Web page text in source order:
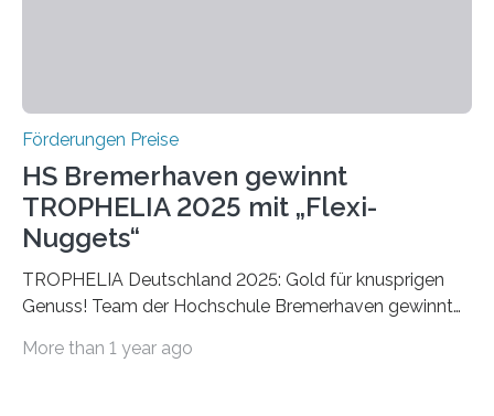
Förderungen Preise
HS Bremerhaven gewinnt
TROPHELIA 2025 mit „Flexi-
Nuggets“
TROPHELIA Deutschland 2025: Gold für knusprigen
Genuss! Team der Hochschule Bremerhaven gewinnt
ECOTROPHELIAMit der Produktidee “Flexi-Nuggets”
More than 1 year ago